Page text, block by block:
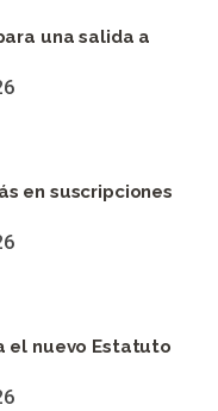
una salida a
en suscripciones
el nuevo Estatuto